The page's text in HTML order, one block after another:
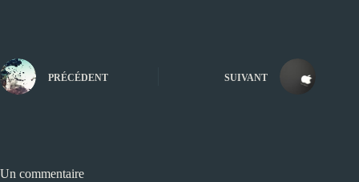
PRÉCÉDENT SUIVANT
Un commentaire